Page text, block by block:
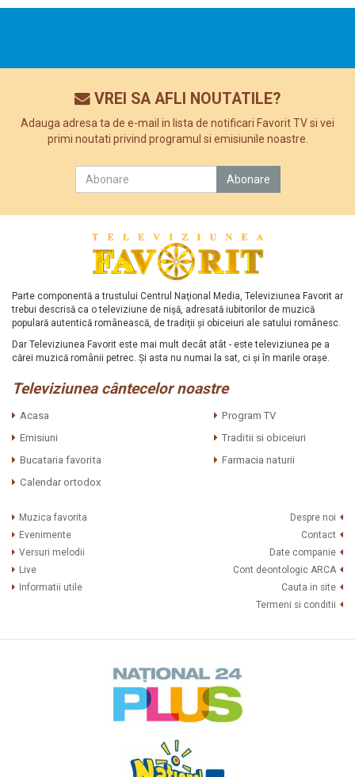
VREI SA AFLI NOUTATILE?
Adauga adresa ta de e-mail in lista de notificari Favorit TV si vei
primi noutati privind programul si emisiunile noastre.
Parte componentă a trustului Centrul Naţional Media, Televiziunea Favorit ar
trebui descrisă ca o televiziune de nişă, adresată iubitorilor de muzică
populară autentică românească, de tradiţii şi obiceiuri ale satului românesc.
Dar Televiziunea Favorit este mai mult decât atât - este televiziunea pe a
cărei muzică românii petrec. Şi asta nu numai la sat, ci şi în marile oraşe.
Televiziunea cântecelor noastre
Acasa
Program TV
Emisiuni
Traditii si obiceiuri
Bucataria favorita
Farmacia naturii
Calendar ortodox
Muzica favorita
Evenimente
Versuri melodii
Live
Informatii utile
Despre noi
Contact
Date companie
Cont deontologic ARCA
Cauta in site
Termeni si conditii